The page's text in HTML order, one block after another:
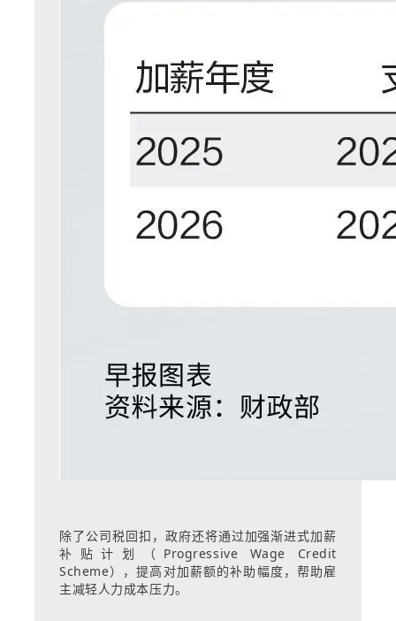
除了公司税回扣，政府还将通过加强渐进式加薪
补贴计划（Progressive Wage Credit
Scheme），提高对加薪额的补助幅度，帮助雇
主减轻人力成本压力。